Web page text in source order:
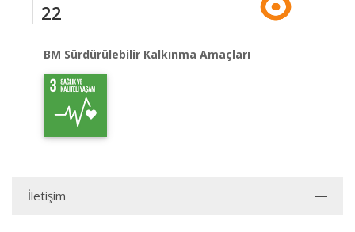
22
BM Sürdürülebilir Kalkınma Amaçları
İletişim